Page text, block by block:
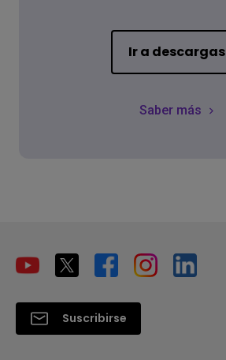
Ir a descargas
Saber más
Suscribirse